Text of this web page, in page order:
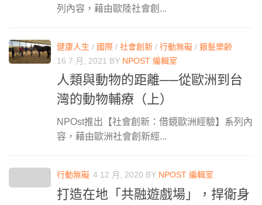
列內容，藉由歐陸社會創...
健康人生 / 國際 / 社會創新 / 行動無礙 / 銀髮樂齡
16 7 月, 2021 BY NPOST 編輯室
人類與動物的距離──從歐洲到台
灣的動物輔療（上）
NPOst推出【社會創新：借鏡歐洲經驗】系列內
容，藉由歐洲社會創新經...
行動無礙 4 12 月, 2020 BY NPOST 編輯室
打造在地「共融遊戲場」，捍衛身